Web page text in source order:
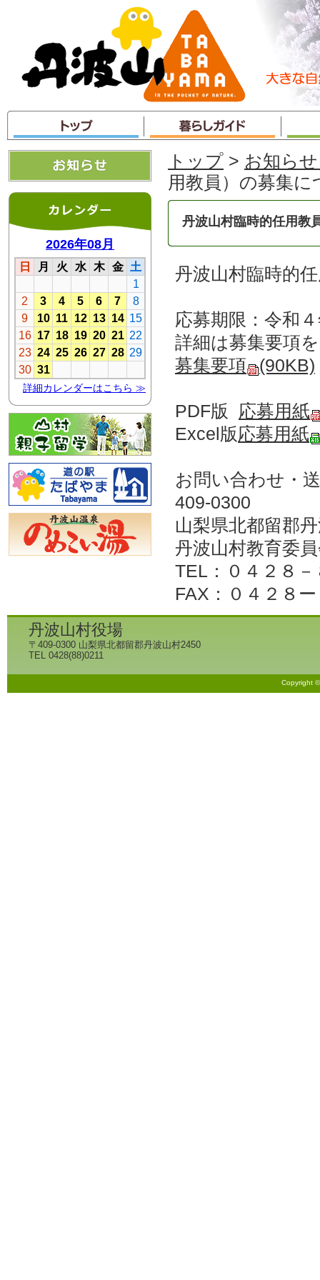
ャ
ン
プ
トップ > お知ら
用教員）の募集
丹波山村臨時的任用教
丹波山村臨時的
応募期限：令和
詳細は募集要項
募集要項
(90KB)
PDF版 応募用紙
Excel版応募用紙
お問い合わせ・
409-0300
山梨県北都留郡
丹波山村教育委
TEL：０４２８
FAX：０４２８
丹波山村役場
〒409-0300 山梨県北都留郡丹波山村2450
TEL 0428(88)0211
Copyright